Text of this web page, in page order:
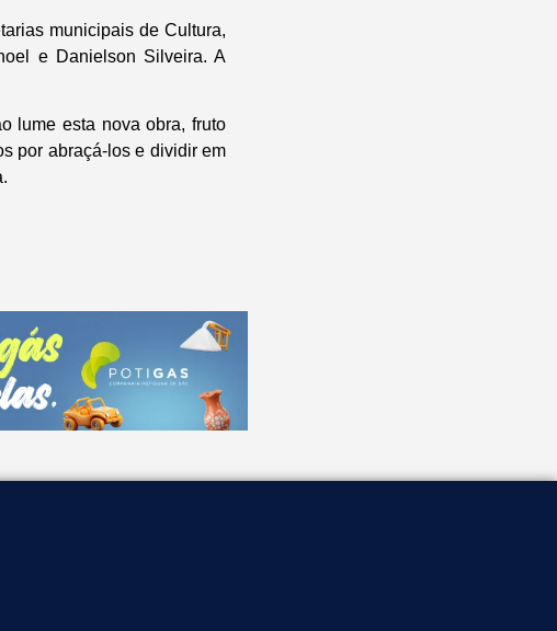
municipais de Cultura,
e Danielson Silveira. A
lume esta nova obra, fruto
por abraçá-los e dividir em